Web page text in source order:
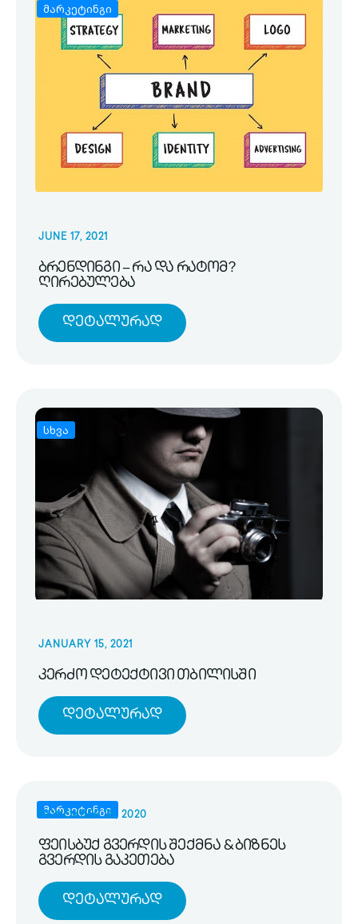
მარკეტინგი
JUNE 17, 2021
ბრენდინგი – რა და რატომ?
ღირებულება
Დეტალურად
სხვა
JANUARY 15, 2021
კერძო დეტექტივი თბილისში
Დეტალურად
მარკეტინგი
NOVEMBER 25, 2020
ფეისბუქ გვერდის შექმნა & ბიზნეს
გვერდის გაკეთება
Დეტალურად